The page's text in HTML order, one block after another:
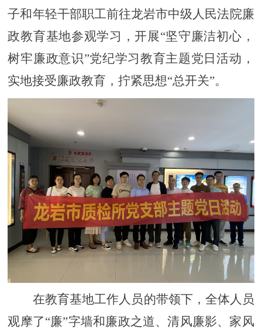
子和年轻干部职工前往龙岩市中级人民法院廉
政教育基地参观学习，开展“坚守廉洁初心，
树牢廉政意识”党纪学习教育主题党日活动，
实地接受廉政教育，拧紧思想“总开关”。
在教育基地工作人员的带领下，全体人员
观摩了“廉”字墙和廉政之道、清风廉影、家风